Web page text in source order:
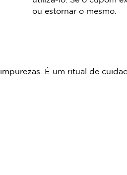
ou estornar o mesmo.
É um ritual de